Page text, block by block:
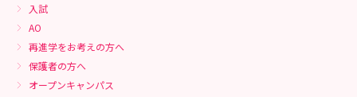
入試
AO
再進学をお考えの方へ
保護者の方へ
オープンキャンパス